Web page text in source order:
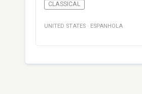
CLASSICAL
UNITED STATES · ESPANHOLA